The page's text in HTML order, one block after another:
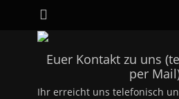
Primäres Menü
Zum
Inhalt
springen
Euer Kontakt zu uns
per
Ihr erreicht uns telefonisch